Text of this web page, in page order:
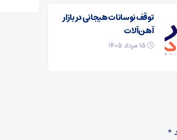
توقف نوسانات هیجانی در بازار
آهن‌آلات
*